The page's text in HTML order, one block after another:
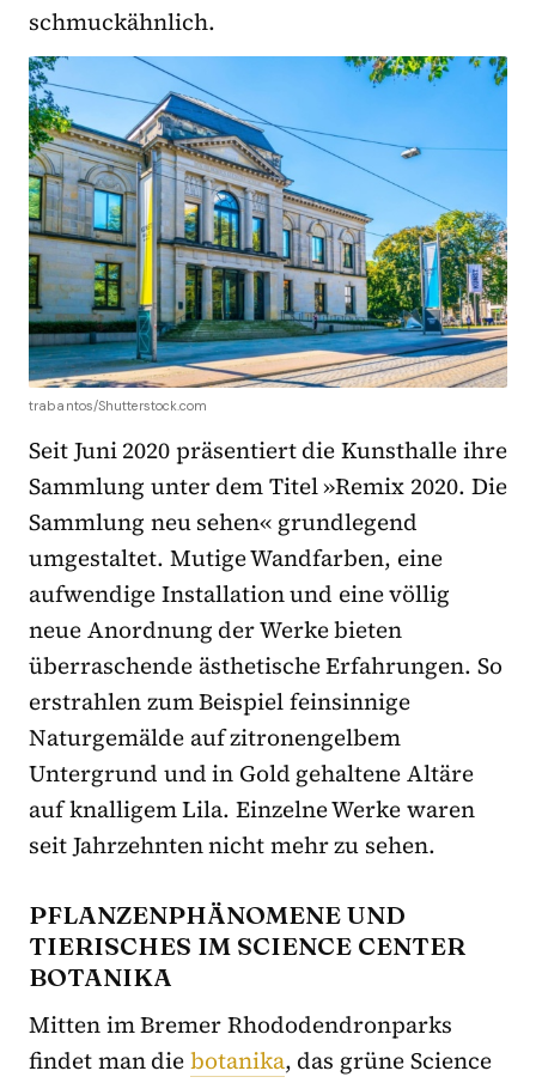
schmuckähnlich.
trabantos/Shutterstock.com
Seit Juni 2020 präsentiert die Kunsthalle ihre
Sammlung unter dem Titel »Remix 2020. Die
Sammlung neu sehen« grundlegend
umgestaltet. Mutige Wandfarben, eine
aufwendige Installation und eine völlig
neue Anordnung der Werke bieten
überraschende ästhetische Erfahrungen. So
erstrahlen zum Beispiel feinsinnige
Naturgemälde auf zitronengelbem
Untergrund und in Gold gehaltene Altäre
auf knalligem Lila. Einzelne Werke waren
seit Jahrzehnten nicht mehr zu sehen.
PFLANZENPHÄNOMENE UND
TIERISCHES IM SCIENCE CENTER
BOTANIKA
Mitten im Bremer Rhododendronparks
findet man diebotanika, das grüne Science